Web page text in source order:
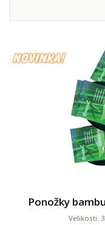
Ponožky
Velikosti: